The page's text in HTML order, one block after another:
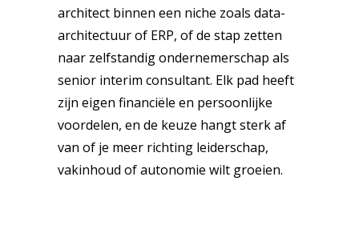
architect binnen een niche zoals data-
architectuur of ERP, of de stap zetten
naar zelfstandig ondernemerschap als
senior interim consultant. Elk pad heeft
zijn eigen financiële en persoonlijke
voordelen, en de keuze hangt sterk af
van of je meer richting leiderschap,
vakinhoud of autonomie wilt groeien.